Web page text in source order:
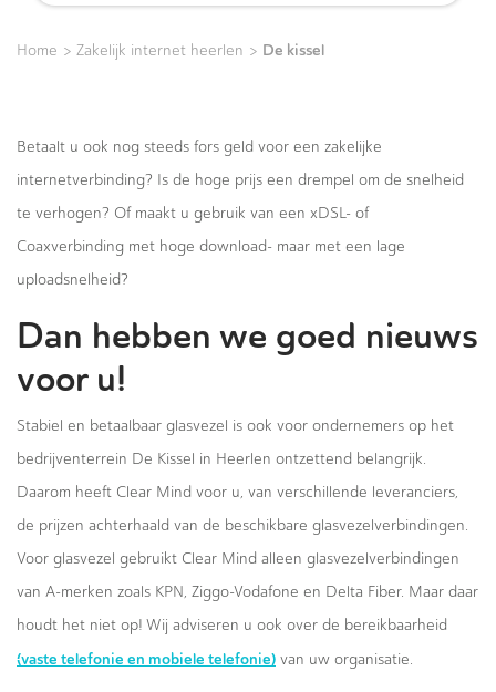
Home > Zakelijk internet heerlen > De kissel
Betaalt u ook nog steeds fors geld voor een zakelijke
internetverbinding? Is de hoge prijs een drempel om de snelheid
te verhogen? Of maakt u gebruik van een xDSL- of
Coaxverbinding met hoge download- maar met een lage
uploadsnelheid?
Dan hebben we goed nieuws
voor u!
Stabiel en betaalbaar glasvezel is ook voor ondernemers op het
bedrijventerrein De Kissel in Heerlen ontzettend belangrijk.
Daarom heeft Clear Mind voor u, van verschillende leveranciers,
de prijzen achterhaald van de beschikbare glasvezelverbindingen.
Voor glasvezel gebruikt Clear Mind alleen glasvezelverbindingen
van A-merken zoals KPN, Ziggo-Vodafone en Delta Fiber. Maar daar
houdt het niet op! Wij adviseren u ook over de bereikbaarheid
(vaste telefonie en mobiele telefonie) van uw organisatie.